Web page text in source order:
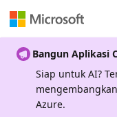
Bangun Aplikasi
Siap untuk AI?
Azure.